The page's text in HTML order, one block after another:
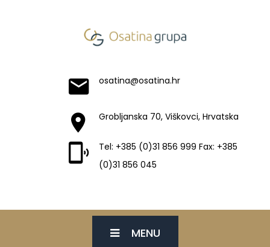
osatina@osatina.hr
Grobljanska 70, Viškovci, Hrvatska
Tel: +385 (0)31 856 999 Fax: +385
(0)31 856 045
MENU